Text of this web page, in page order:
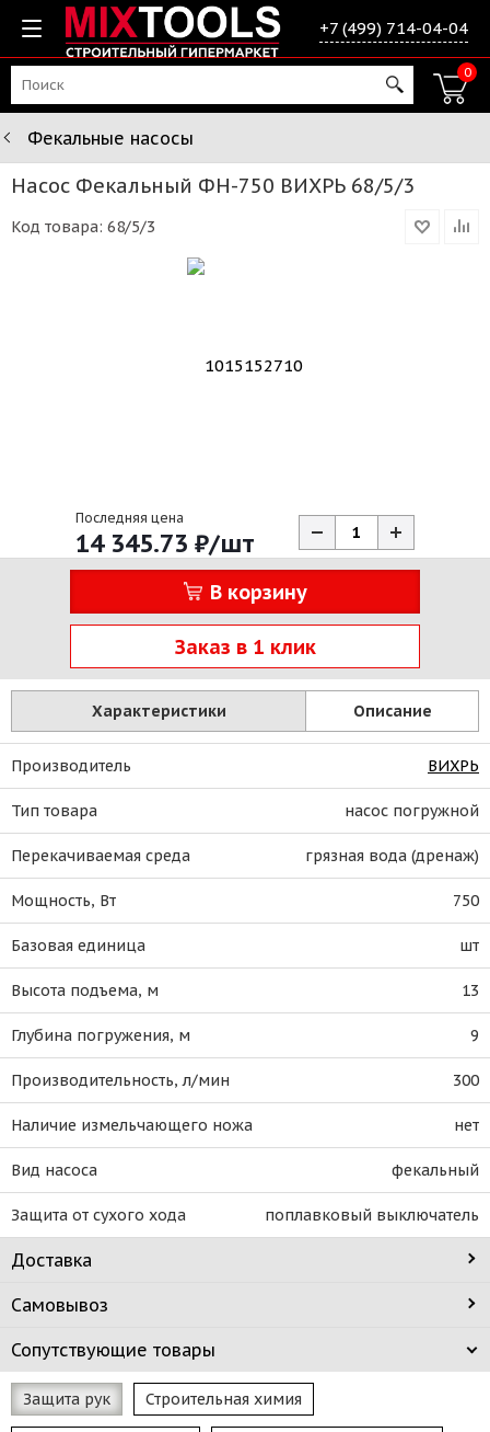
+7 (499) 714-04-04
0
Фекальные насосы
Насос Фекальный ФН-750 ВИХРЬ 68/5/3
Код товара: 68/5/3
Последняя цена
14 345.73 ₽/шт
В корзину
Заказ в 1 клик
Характеристики Описание
Производитель ВИХРЬ
Тип товара насос погружной
Перекачиваемая среда грязная вода (дренаж)
Мощность, Вт 750
Базовая единица шт
Высота подъема, м 13
Глубина погружения, м 9
Производительность, л/мин 300
Наличие измельчающего ножа нет
Вид насоса фекальный
Защита от сухого хода поплавковый выключатель
Доставка
Самовывоз
Сопутствующие товары
Защита рук Строительная химия